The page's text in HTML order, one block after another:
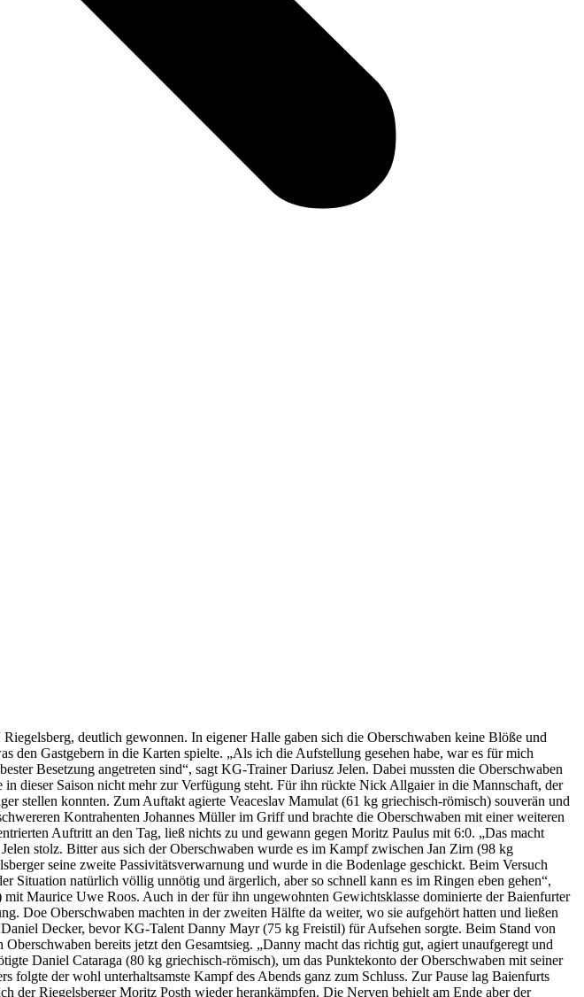
deutlich gewonnen. In eigener Halle gaben sich die Oberschwaben keine Blöße und
den Gastgebern in die Karten spielte. „Als ich die Aufstellung gesehen habe, war es für mich
Besetzung angetreten sind“, sagt KG-Trainer Dariusz Jelen. Dabei mussten die Oberschwaben
dieser Saison nicht mehr zur Verfügung steht. Für ihn rückte Nick Allgaier in die Mannschaft, der
stellen konnten. Zum Auftakt agierte Veaceslav Mamulat (61 kg griechisch-römisch) souverän und
Kontrahenten Johannes Müller im Griff und brachte die Oberschwaben mit einer weiteren
Auftritt an den Tag, ließ nichts zu und gewann gegen Moritz Paulus mit 6:0. „Das macht
stolz. Bitter aus sich der Oberschwaben wurde es im Kampf zwischen Jan Zirn (98 kg
seine zweite Passivitätsverwarnung und wurde in die Bodenlage geschickt. Beim Versuch
Situation natürlich völlig unnötig und ärgerlich, aber so schnell kann es im Ringen eben gehen“,
Maurice Uwe Roos. Auch in der für ihn ungewohnten Gewichtsklasse dominierte der Baienfurter
Doe Oberschwaben machten in der zweiten Hälfte da weiter, wo sie aufgehört hatten und ließen
Decker, bevor KG-Talent Danny Mayr (75 kg Freistil) für Aufsehen sorgte. Beim Stand von
bereits jetzt den Gesamtsieg. „Danny macht das richtig gut, agiert unaufgeregt und
Daniel Cataraga (80 kg griechisch-römisch), um das Punktekonto der Oberschwaben mit seiner
der wohl unterhaltsamste Kampf des Abends ganz zum Schluss. Zur Pause lag Baienfurts
der Riegelsberger Moritz Posth wieder herankämpfen. Die Nerven behielt am Ende aber der